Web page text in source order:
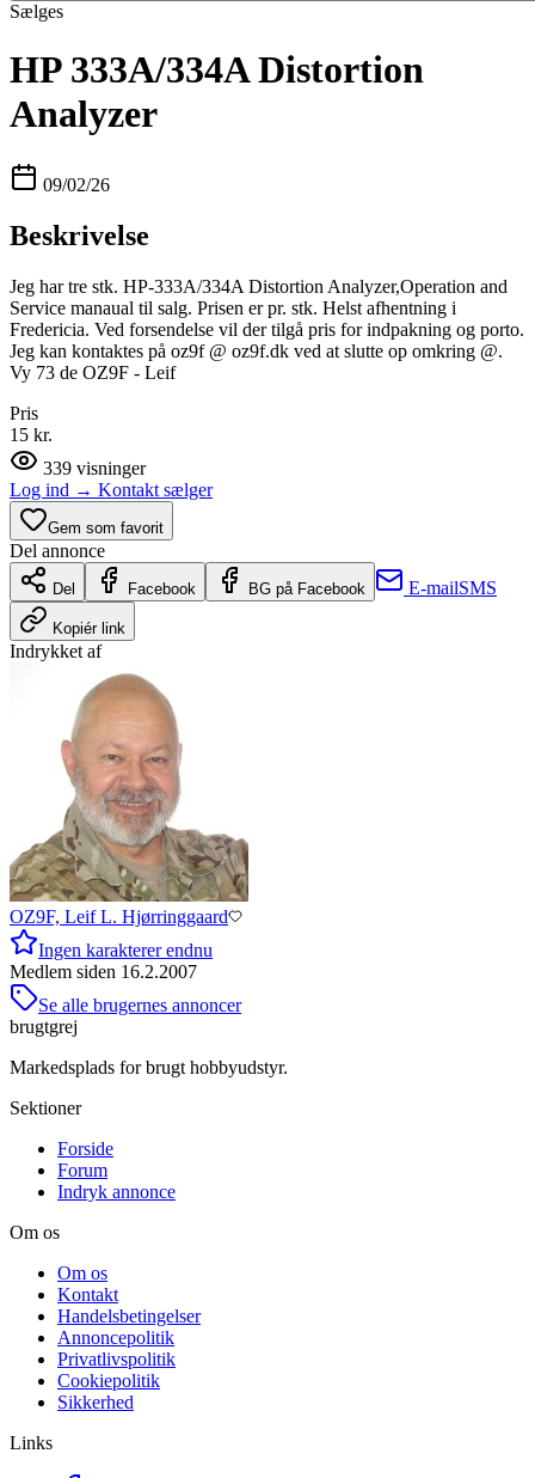
Sælges
HP 333A/334A Distortion
Analyzer
09/02/26
Beskrivelse
Jeg har tre stk. HP-333A/334A Distortion Analyzer,Operation and
Service manaual til salg. Prisen er pr. stk. Helst afhentning i
Fredericia. Ved forsendelse vil der tilgå pris for indpakning og porto.
Jeg kan kontaktes på oz9f @ oz9f.dk ved at slutte op omkring @.
Vy 73 de OZ9F - Leif
Pris
15 kr.
339 visninger
Log ind → Kontakt sælger
Gem som favorit
Del annonce
Del Facebook BG på Facebook E-mailSMS
Kopiér link
Indrykket af
OZ9F, Leif L. Hjørringgaard
Ingen karakterer endnu
Medlem siden 16.2.2007
Se alle brugernes annoncer
brugtgrej
Markedsplads for brugt hobbyudstyr.
Sektioner
Forside
Forum
Indryk annonce
Om os
Om os
Kontakt
Handelsbetingelser
Annoncepolitik
Privatlivspolitik
Cookiepolitik
Sikkerhed
Links